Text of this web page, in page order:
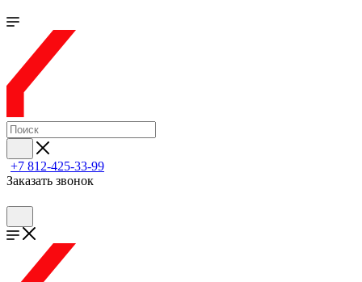
+7 812-425-33-99
Заказать звонок